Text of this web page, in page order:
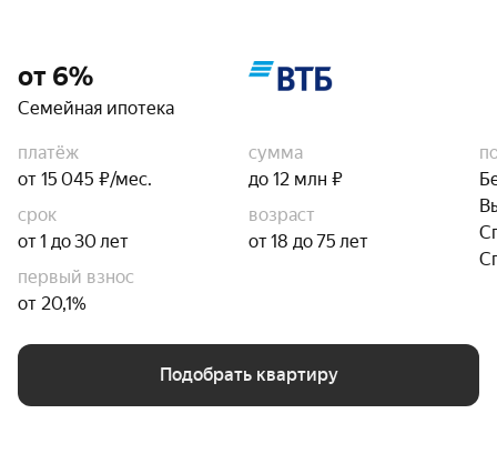
от 6%
Семейная ипотека
платёж
от 15 045 ₽/мес.
сумма
до 12 млн ₽
срок
от 1 до 30 лет
возраст
от 18 до 75 лет
первый взнос
от 20,1%
Подобрать квартиру